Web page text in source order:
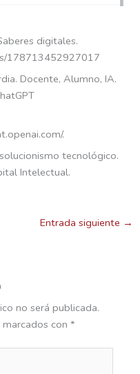
digitales.
178713452927017
Docente, Alumno, IA.
.
tecnológico.
Intelectual.
Entrada siguiente →
no será publicada.
marcados con*